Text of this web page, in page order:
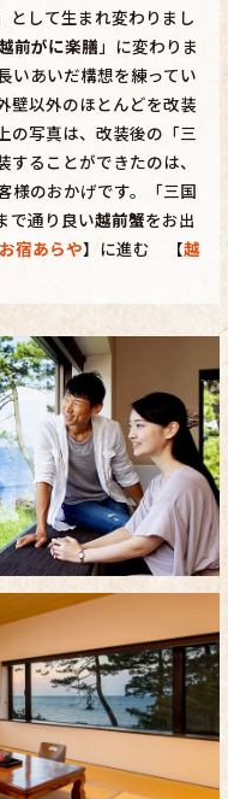
として生まれ変わりまし
前がに楽膳」に変わりま
いあいだ構想を練ってい
壁以外のほとんどを改装
の写真は、改装後の「三
ることができたのは、
様のおかげです。「三国
で通り良い越前蟹をお出
宿あらや】に進む 【越